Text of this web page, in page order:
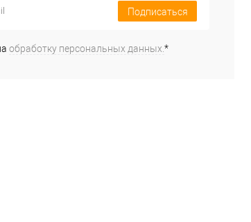
Подписаться
обработку персональных данных.*